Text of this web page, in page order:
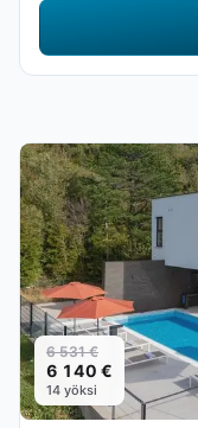
6 531 €
6 140 €
14 yöksi